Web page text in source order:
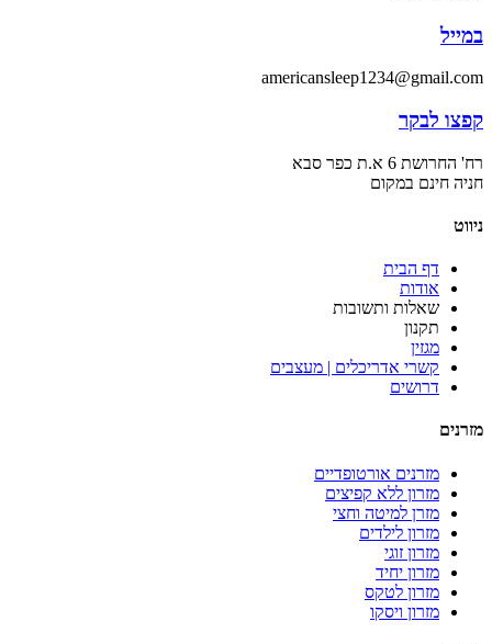
במייל
americansleep1234@gmail.com
קפצו לבקר
רח' החרושת 6 א.ת כפר סבא
חניה חינם במקום
ניווט
דף הבית
אודות
שאלות ותשובות
תקנון
מגזין
קשרי אדריכלים | מעצבים
דרושים
מזרנים
מזרנים אורטופדיים
מזרון ללא קפיצים
מזרן למיטה וחצי
מזרון לילדים
מזרון זוגי
מזרון יחיד
מזרון לטקס
מזרון ויסקו